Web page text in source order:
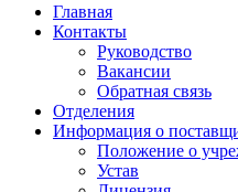
Главная
Контакты
Руководство
Вакансии
Обратная связь
Отделения
Информация о
Положение о
Устав